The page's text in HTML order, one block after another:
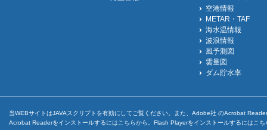
空港情報
METAR・TAF
海水温情報
波浪情報
風予測図
雲量図
ダム貯水率
当WEBサイトはJAVAスクリプトを有効にしてご覧ください。また、Adobe社 のAcrobat
Acrobat Readerをインストールするには こちらから。Flash Playerをインストールするには こち